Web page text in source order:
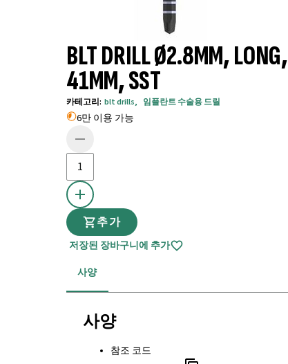
BLT DRILL Ø2.8MM, LONG,
41MM, SST
카테고리: blt drills, 임플란트 수술용 드릴
6만 이용 가능
추가
저장된 장바구니에 추가
사양
사양
참조 코드